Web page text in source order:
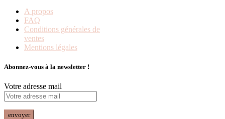
A propos
FAQ
Conditions générales de
ventes
Mentions légales
Abonnez-vous à la newsletter !
Votre adresse mail